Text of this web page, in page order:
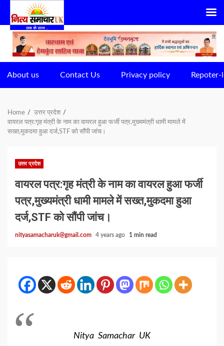
Skip
content
About us Contact Us Privacy policy Repoter-
Home
उत्तर प्रदेश
वायरल पत्र:गृह मंत्री के नाम का वायरल हुआ फर्जी पत्र,मुख्यमंत्री धामी मामले में
सख्त,मुकदमा हुआ दर्ज,STF को सौंपी जांच।
उत्तर प्रदेश
वायरल पत्र:गृह मंत्री के नाम का वायरल हुआ फर्जी
पत्र,मुख्यमंत्री धामी मामले में सख्त,मुकदमा हुआ
दर्ज,STF को सौंपी जांच।
nityasamacharuk@gmail.com 4 years ago 1 min read
Nitya Samachar UK